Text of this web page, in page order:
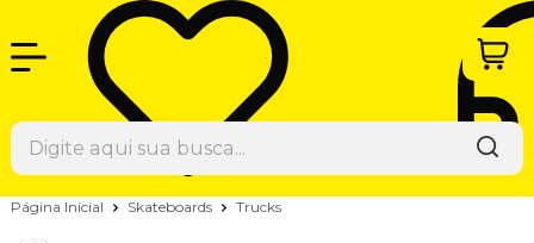
Página Inicial Skateboards Trucks